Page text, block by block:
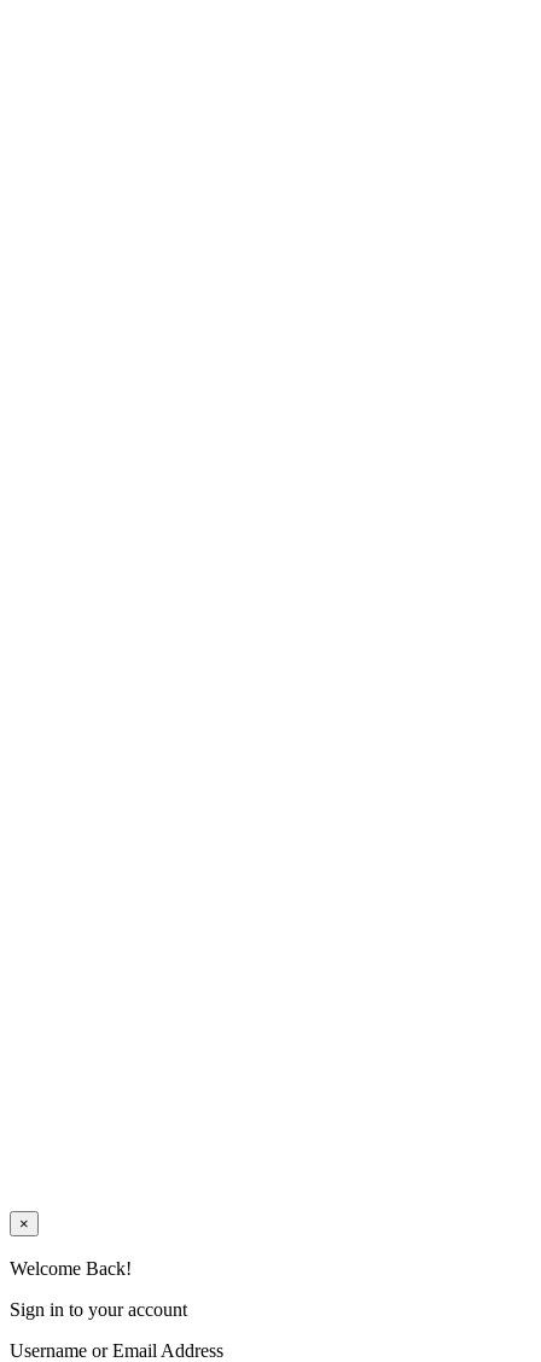
×
Welcome Back!
Sign in to your account
Username or Email Address